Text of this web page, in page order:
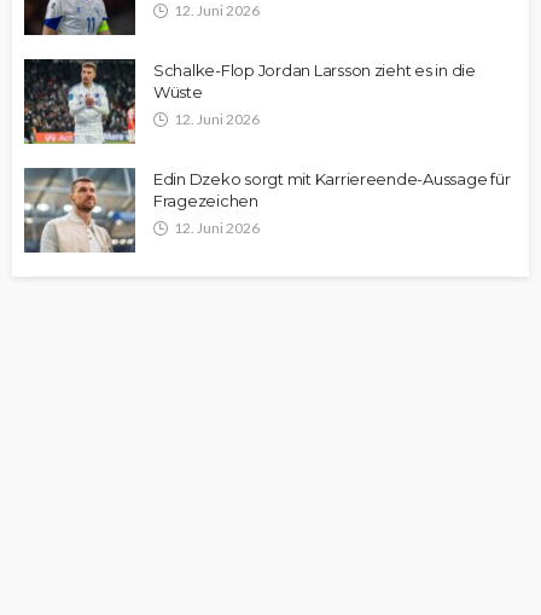
12. Juni 2026
Schalke-Flop Jordan Larsson zieht es in die
Wüste
12. Juni 2026
Edin Dzeko sorgt mit Karriereende-Aussage für
Fragezeichen
12. Juni 2026